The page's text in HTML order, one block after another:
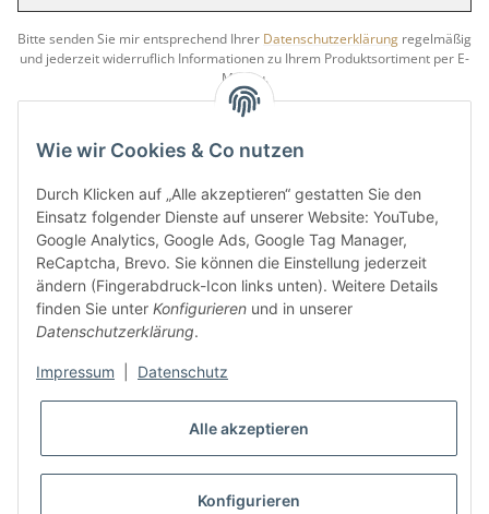
Wie wir Cookies & Co nutzen
Durch Klicken auf „Alle akzeptieren“ gestatten Sie den
Einsatz folgender Dienste auf unserer Website: YouTube,
Google Analytics, Google Ads, Google Tag Manager,
ReCaptcha, Brevo. Sie können die Einstellung jederzeit
ändern (Fingerabdruck-Icon links unten). Weitere Details
finden Sie unter Konfigurieren und in unserer
Datenschutzerklärung.
Impressum Datenschutz
Alle akzeptieren
Konfigurieren
Bitte senden Sie mir entsprechend Ihrer Datenschutzerklärung regelmäßig
und jederzeit widerruflich Informationen zu Ihrem Produktsortiment per E-
Mail zu.
Newsletter abonnieren und
Für Ihren nächsten Einkauf in unserem WOODResin-Shop.
Den Gutschein erhalten Sie per Email nach der erfolgreichen
Bestätigung Ihrer Email-Adresse.
* Alle Preise inkl. gesetzlicher USt., zzgl.
VERTRAG WIDERRUFEN